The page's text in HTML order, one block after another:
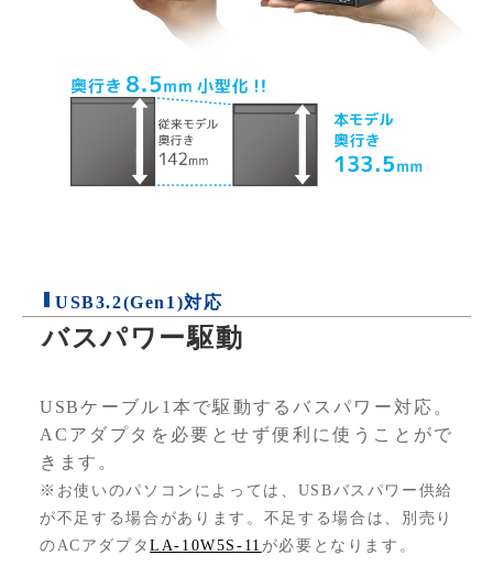
USB3.2(Gen1)対応
バスパワー駆動
USBケーブル1本で駆動するバスパワー対応。
ACアダプタを必要とせず便利に使うことがで
きます。
※お使いのパソコンによっては、USBバスパワー供給
が不足する場合があります。不足する場合は、別売り
のACアダプタLA-10W5S-11 が必要となります。